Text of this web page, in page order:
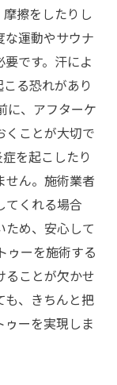
擦をしたりし
な運動やサウナ
です。汗によ
る恐れがあり
に、アフターケ
くことが大切で
を起こしたり
せん。施術業者
てくれる場合
ため、安心して
ゥーを施術する
ることが欠かせ
も、きちんと把
ーを実現しま